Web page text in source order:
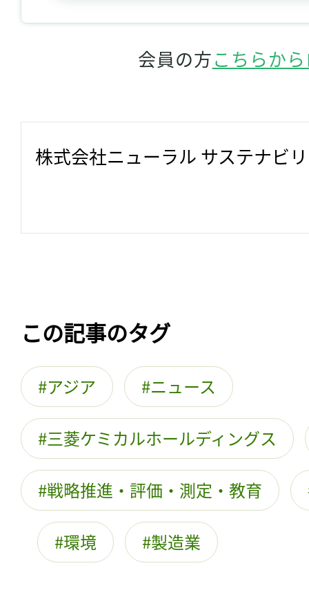
会員の方こちらか
株式会社ニューラル サステナビ
この記事のタグ
アジア ニュース
三菱ケミカルホールディングス
戦略推進・評価・測定・教育
環境 製造業